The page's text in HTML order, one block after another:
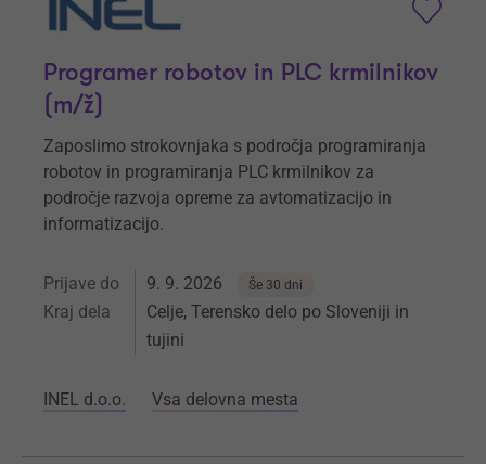
Programer robotov in PLC krmilnikov
(m/ž)
Zaposlimo strokovnjaka s področja programiranja
robotov in programiranja PLC krmilnikov za
področje razvoja opreme za avtomatizacijo in
informatizacijo.
Prijave do 9. 9. 2026 Še 30 dni
Kraj dela
Celje, Terensko delo po Sloveniji in
tujini
INEL d.o.o. Vsa delovna mesta